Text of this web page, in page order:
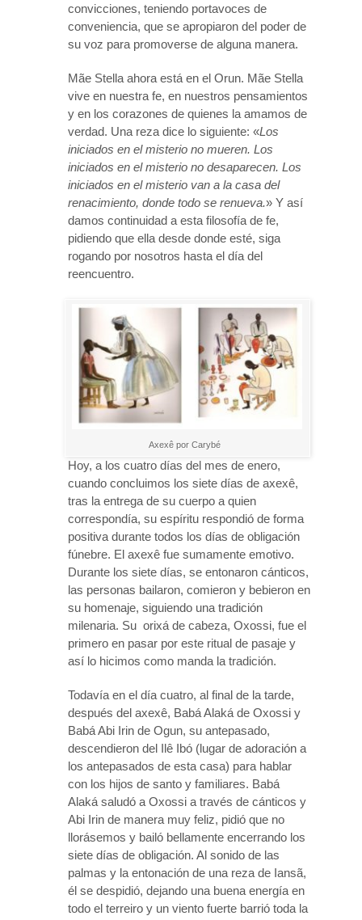
convicciones, teniendo portavoces de
conveniencia, que se apropiaron del poder de
su voz para promoverse de alguna manera.
Mãe Stella ahora está en el Orun. Mãe Stella
vive en nuestra fe, en nuestros pensamientos
y en los corazones de quienes la amamos de
verdad. Una reza dice lo siguiente: «Los
iniciados en el misterio no mueren. Los
iniciados en el misterio no desaparecen. Los
iniciados en el misterio van a la casa del
renacimiento, donde todo se renueva.» Y así
damos continuidad a esta filosofía de fe,
pidiendo que ella desde donde esté, siga
rogando por nosotros hasta el día del
reencuentro.
Axexê por Carybé
Hoy, a los cuatro días del mes de enero,
cuando concluimos los siete días de axexê,
tras la entrega de su cuerpo a quien
correspondía, su espíritu respondió de forma
positiva durante todos los días de obligación
fúnebre. El axexê fue sumamente emotivo.
Durante los siete días, se entonaron cánticos,
las personas bailaron, comieron y bebieron en
su homenaje, siguiendo una tradición
milenaria. Su orixá de cabeza, Oxossi, fue el
primero en pasar por este ritual de pasaje y
así lo hicimos como manda la tradición.
Todavía en el día cuatro, al final de la tarde,
después del axexê, Babá Alaká de Oxossi y
Babá Abi Irin de Ogun, su antepasado,
descendieron del Ilê Ibó (lugar de adoración a
los antepasados ​​de esta casa) para hablar
con los hijos de santo y familiares. Babá
Alaká saludó a Oxossi a través de cánticos y
Abi Irin de manera muy feliz, pidió que no
llorásemos y bailó bellamente encerrando los
siete días de obligación. Al sonido de las
palmas y la entonación de una reza de Iansã,
él se despidió, dejando una buena energía en
todo el terreiro y un viento fuerte barrió toda la